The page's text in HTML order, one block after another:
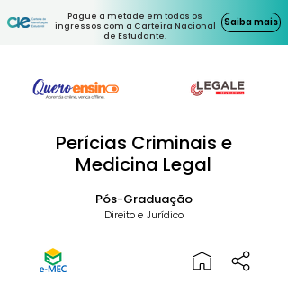
Pague a metade em todos os
ingressos com a Carteira Nacional
de Estudante.
Saiba mais
Perícias Criminais e
Medicina Legal
Pós-Graduação
Direito e Jurídico